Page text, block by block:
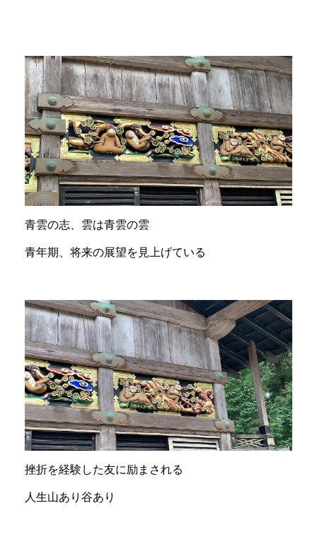
青雲の志、雲は青雲の雲
青年期、将来の展望を見上げている
挫折を経験した友に励まされる
人生山あり谷あり